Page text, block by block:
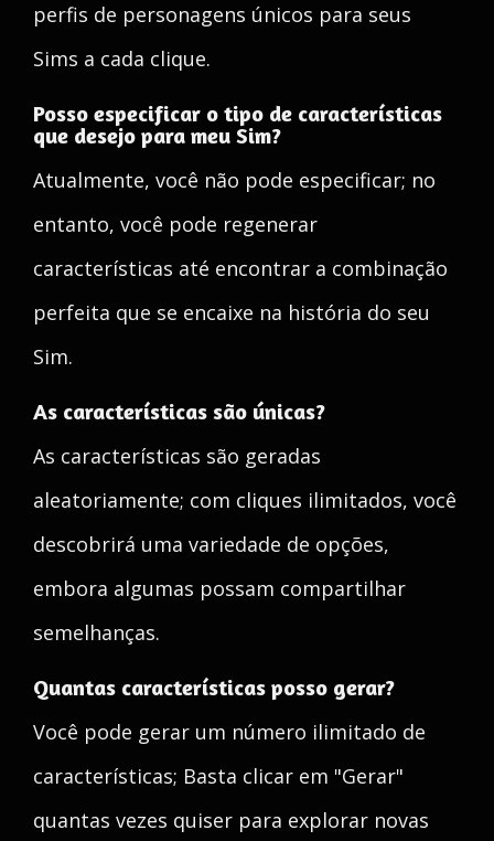
perfis de personagens únicos para seus
Sims a cada clique.
Posso especificar o tipo de características
que desejo para meu Sim?
Atualmente, você não pode especificar; no
entanto, você pode regenerar
características até encontrar a combinação
perfeita que se encaixe na história do seu
Sim.
As características são únicas?
As características são geradas
aleatoriamente; com cliques ilimitados, você
descobrirá uma variedade de opções,
embora algumas possam compartilhar
semelhanças.
Quantas características posso gerar?
Você pode gerar um número ilimitado de
características; Basta clicar em "Gerar"
quantas vezes quiser para explorar novas